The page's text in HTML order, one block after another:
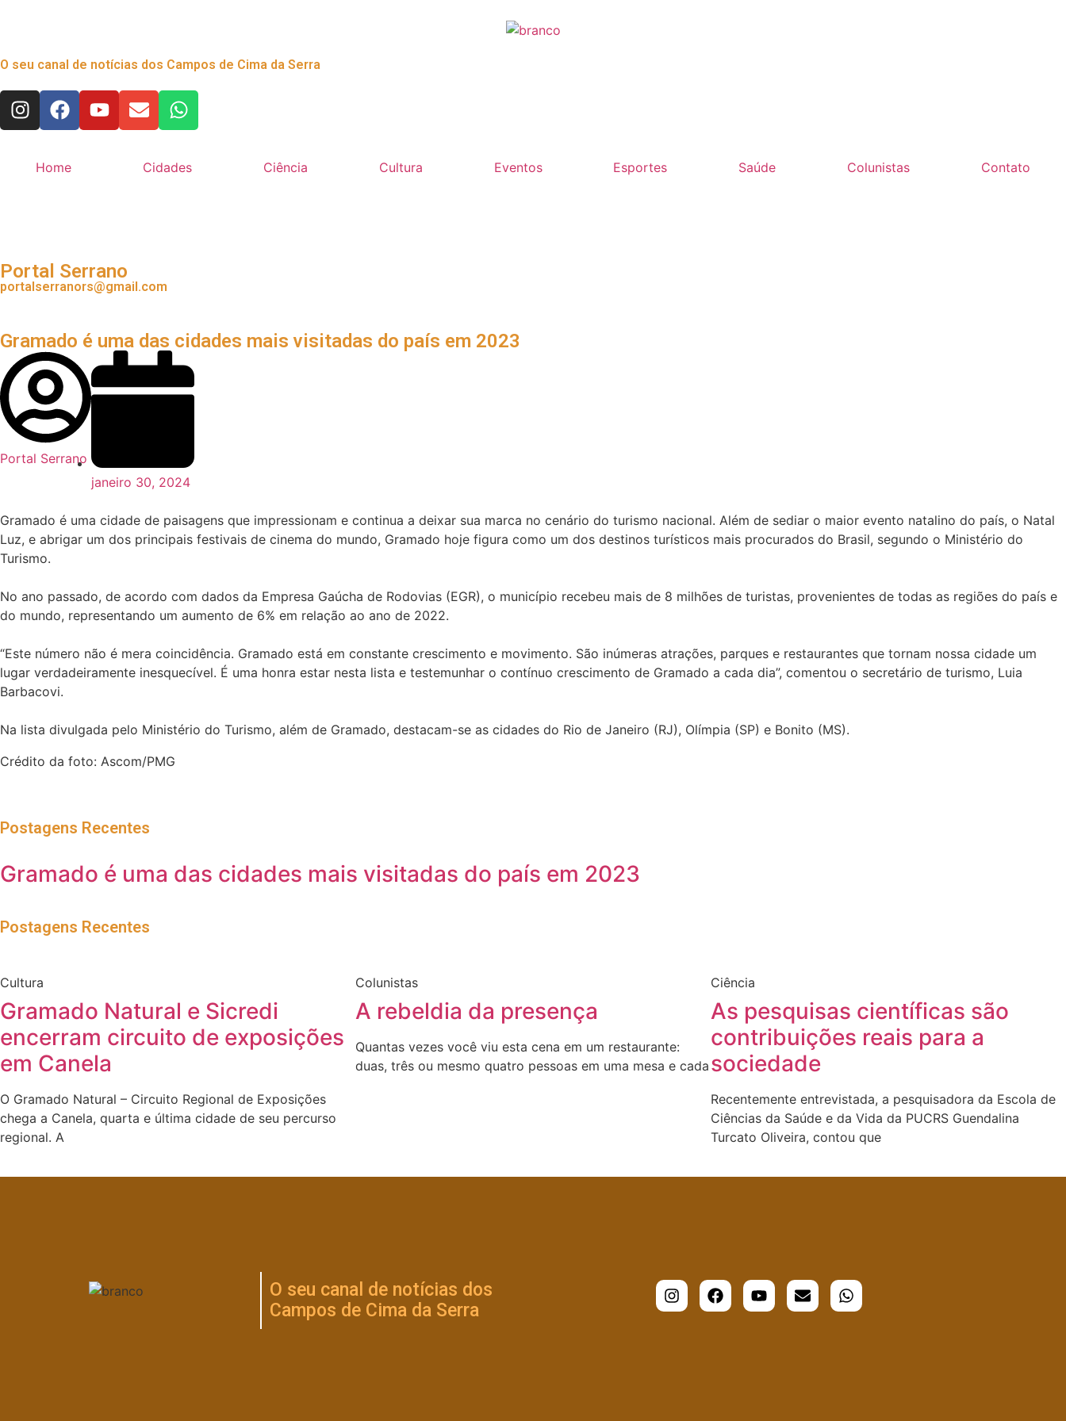
O seu canal de notícias dos Campos de Cima da Serra
Home Cidades Ciência Cultura Eventos Esportes Saúde Colunistas Contato
Portal Serrano
portalserranors@gmail.com
Gramado é uma das cidades mais visitadas do país em 2023
Portal Serrano
janeiro 30, 2024
Gramado é uma cidade de paisagens que impressionam e continua a deixar sua marca no cenário do turismo nacional. Além de sediar o maior evento natalino do país, o Natal
Luz, e abrigar um dos principais festivais de cinema do mundo, Gramado hoje figura como um dos destinos turísticos mais procurados do Brasil, segundo o Ministério do
Turismo.
No ano passado, de acordo com dados da Empresa Gaúcha de Rodovias (EGR), o município recebeu mais de 8 milhões de turistas, provenientes de todas as regiões do país e
do mundo, representando um aumento de 6% em relação ao ano de 2022.
“Este número não é mera coincidência. Gramado está em constante crescimento e movimento. São inúmeras atrações, parques e restaurantes que tornam nossa cidade um
lugar verdadeiramente inesquecível. É uma honra estar nesta lista e testemunhar o contínuo crescimento de Gramado a cada dia”, comentou o secretário de turismo, Luia
Barbacovi.
Na lista divulgada pelo Ministério do Turismo, além de Gramado, destacam-se as cidades do Rio de Janeiro (RJ), Olímpia (SP) e Bonito (MS).
Crédito da foto: Ascom/PMG
Postagens Recentes
Gramado é uma das cidades mais visitadas do país em 2023
Postagens Recentes
Cultura
Gramado Natural e Sicredi
encerram circuito de exposições
em Canela
O Gramado Natural – Circuito Regional de Exposições
chega a Canela, quarta e última cidade de seu percurso
regional. A
Colunistas
A rebeldia da presença
Quantas vezes você viu esta cena em um restaurante:
duas, três ou mesmo quatro pessoas em uma mesa e cada
Ciência
As pesquisas científicas são
contribuições reais para a
sociedade
Recentemente entrevistada, a pesquisadora da Escola de
Ciências da Saúde e da Vida da PUCRS Guendalina
Turcato Oliveira, contou que
O seu canal de notícias dos
Campos de Cima da Serra